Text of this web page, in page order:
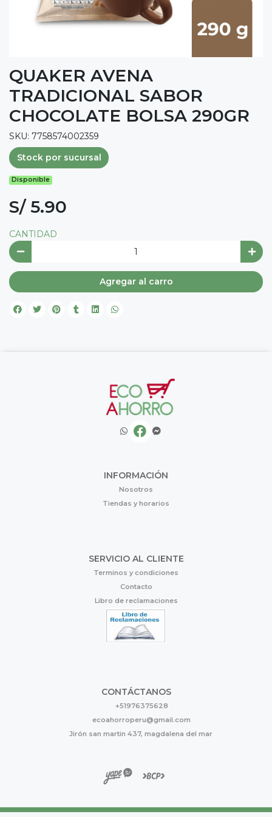
QUAKER AVENA
TRADICIONAL SABOR
CHOCOLATE BOLSA 290GR
SKU: 7758574002359
Stock por sucursal
Disponible
S/ 5.90
CANTIDAD
Agregar al carro
INFORMACIÓN
Nosotros
Tiendas y horarios
SERVICIO AL CLIENTE
Terminos y condiciones
Contacto
Libro de reclamaciones
CONTÁCTANOS
+51976375628
ecoahorroperu@gmail.com
Jirón san martin 437, magdalena del mar